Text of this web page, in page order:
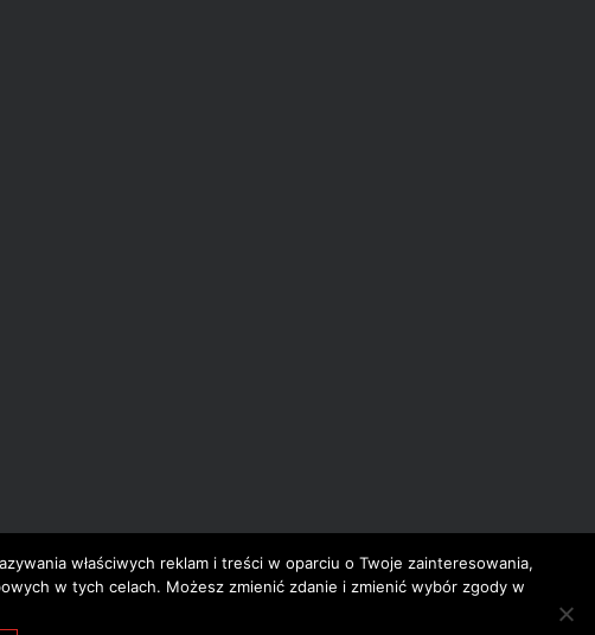
właściwych reklam i treści w oparciu o Twoje zainteresowania,
w tych celach. Możesz zmienić zdanie i zmienić wybór zgody w